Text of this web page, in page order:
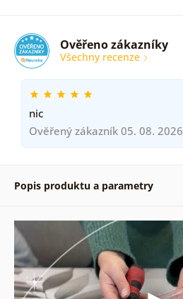
Ověřeno zákazníky
Všechny recenze
nic
Ověřený zákazník 05. 08. 2026
Popis produktu a parametry